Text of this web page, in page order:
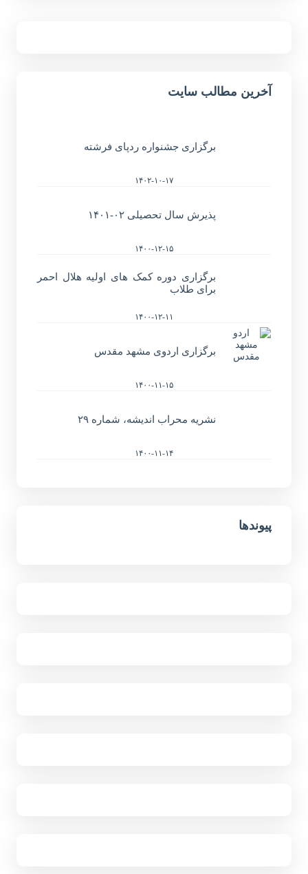
آخرین مطالب سایت
برگزاری جشنواره ردپای فرشته
۱۴۰۲-۱۰-۱۷
پذیرش سال تحصیلی ۰۲-۱۴۰۱
۱۴۰۰-۱۲-۱۵
برگزاری دوره کمک های اولیه هلال احمر
برای طلاب
۱۴۰۰-۱۲-۱۱
برگزاری اردوی مشهد مقدس
۱۴۰۰-۱۱-۱۵
نشریه محراب اندیشه، شماره ۲۹
۱۴۰۰-۱۱-۱۴
پیوندها